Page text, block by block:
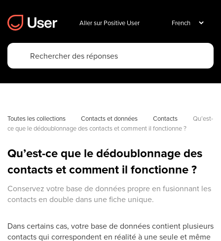
Aller sur Positive User
Toutes les collections Contacts et données Contacts
Qu’est-
ce que le dédoublonnage des contacts et comment il fonctionne ?
Qu’est-ce que le dédoublonnage des
contacts et comment il fonctionne ?
Conservez votre base de données propre en fusionnant les
contacts en double dans une fiche unique.
Dans certains cas, votre base de données contient plusieurs
contacts qui correspondent en réalité à une seule et même